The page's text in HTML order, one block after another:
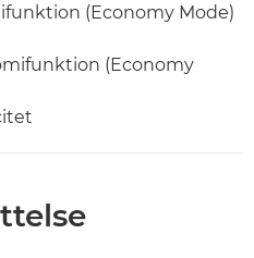
(Economy Mode)
(Economy